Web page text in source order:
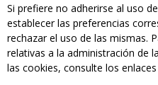
Si prefiere no adherirse al uso
establecer las preferencias
rechazar el uso de las mismas.
relativas a la administración de
las cookies, consulte los